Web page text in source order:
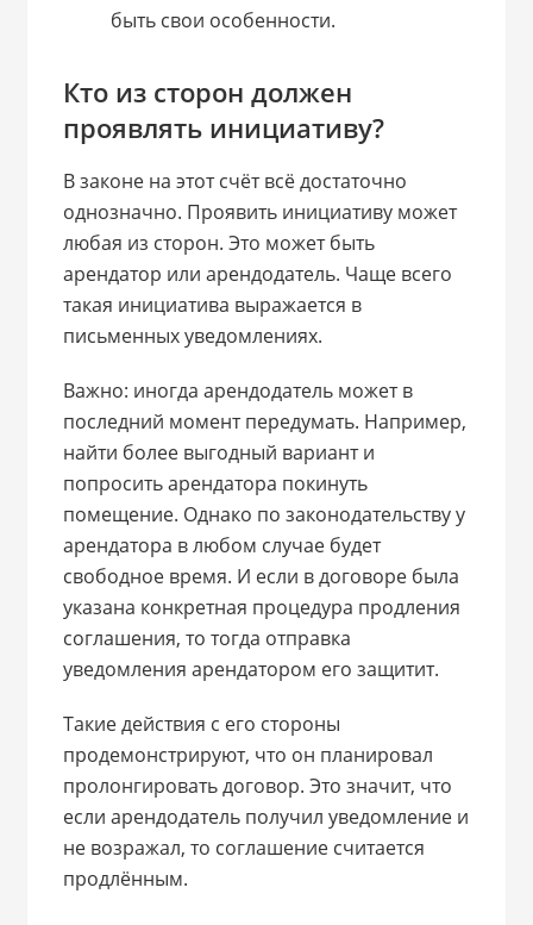
быть свои особенности.
Кто из сторон должен
проявлять инициативу?
В законе на этот счёт всё достаточно
однозначно. Проявить инициативу может
любая из сторон. Это может быть
арендатор или арендодатель. Чаще всего
такая инициатива выражается в
письменных уведомлениях.
Важно: иногда арендодатель может в
последний момент передумать. Например,
найти более выгодный вариант и
попросить арендатора покинуть
помещение. Однако по законодательству у
арендатора в любом случае будет
свободное время. И если в договоре была
указана конкретная процедура продления
соглашения, то тогда отправка
уведомления арендатором его защитит.
Такие действия с его стороны
продемонстрируют, что он планировал
пролонгировать договор. Это значит, что
если арендодатель получил уведомление и
не возражал, то соглашение считается
продлённым.